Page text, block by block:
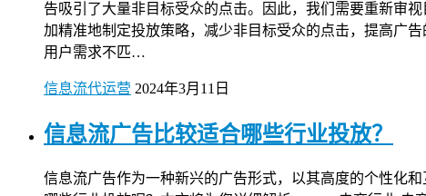
告吸引了大量非目标受众的点击。因此，我们需要重新审
加精准地制定投放策略，减少非目标受众的点击，提高广
用户需求不匹…
信息流代运营 2024年3月11日
信息流广告比较适合哪些行业投放？
信息流广告作为一种新兴的广告形式，以其高度的个性化